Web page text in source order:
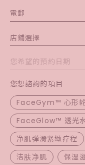
店鋪選擇
您想諮詢的項目
FaceGym™ 心形
FaceGlow™ 透光
净肌弹滑紧緻疗程
洁肤净肌
保湿